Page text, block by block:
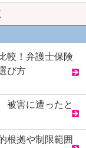
較！弁護士保険
び方
被害に遭ったと
根拠や制限範囲